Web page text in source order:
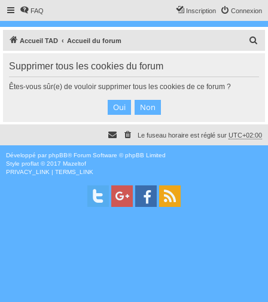
FAQ Connexion
Inscription
Accueil TAD Accueil du forum
c
h
Supprimer tous les cookies du forum
Êtes-vous sûr(e) de vouloir supprimer tous les cookies de ce forum ?
Le fuseau horaire est réglé sur UTC+02:00
Développé par phpBB® Forum Software © phpBB Limited
Style proflat © 2017 Mazeltof
PRIVACY_LINK | TERMS_LINK